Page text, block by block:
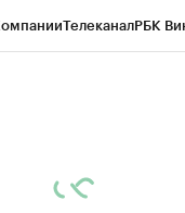
ТелеканалРБК